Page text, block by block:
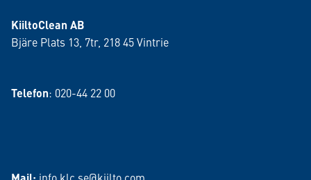
KiiltoClean AB
Bjäre Plats 13, 7tr, 218 45 Vintrie
Telefon: 020-44 22 00